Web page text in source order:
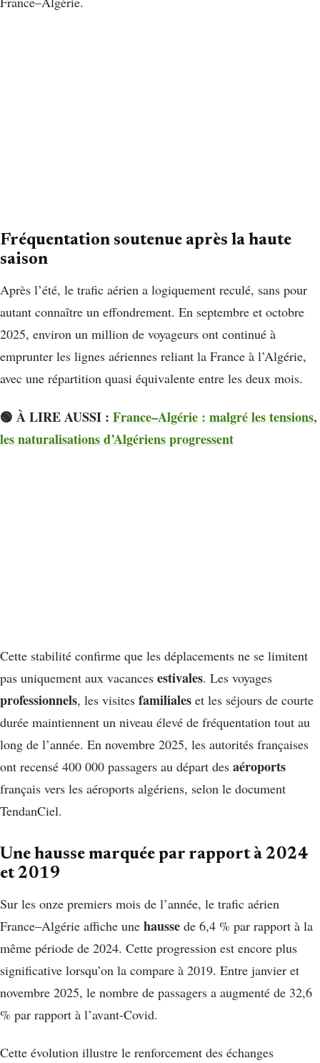
Fréquentation soutenue après la haute
saison
Après l’été, le trafic aérien a logiquement reculé, sans pour
autant connaître un effondrement. En septembre et octobre
2025, environ un million de voyageurs ont continué à
emprunter les lignes aériennes reliant la France à l’Algérie,
avec une répartition quasi équivalente entre les deux mois.
🟢 À LIRE AUSSI : France–Algérie : malgré les tensions,
les naturalisations d’Algériens progressent
Cette stabilité confirme que les déplacements ne se limitent
pas uniquement aux vacances estivales. Les voyages
professionnels, les visites familiales et les séjours de courte
durée maintiennent un niveau élevé de fréquentation tout au
long de l’année. En novembre 2025, les autorités françaises
ont recensé 400 000 passagers au départ des aéroports
français vers les aéroports algériens, selon le document
TendanCiel.
Une hausse marquée par rapport à 2024
et 2019
Sur les onze premiers mois de l’année, le trafic aérien
France–Algérie affiche une hausse de 6,4 % par rapport à la
même période de 2024. Cette progression est encore plus
significative lorsqu’on la compare à 2019. Entre janvier et
novembre 2025, le nombre de passagers a augmenté de 32,6
% par rapport à l’avant-Covid.
Cette évolution illustre le renforcement des échanges